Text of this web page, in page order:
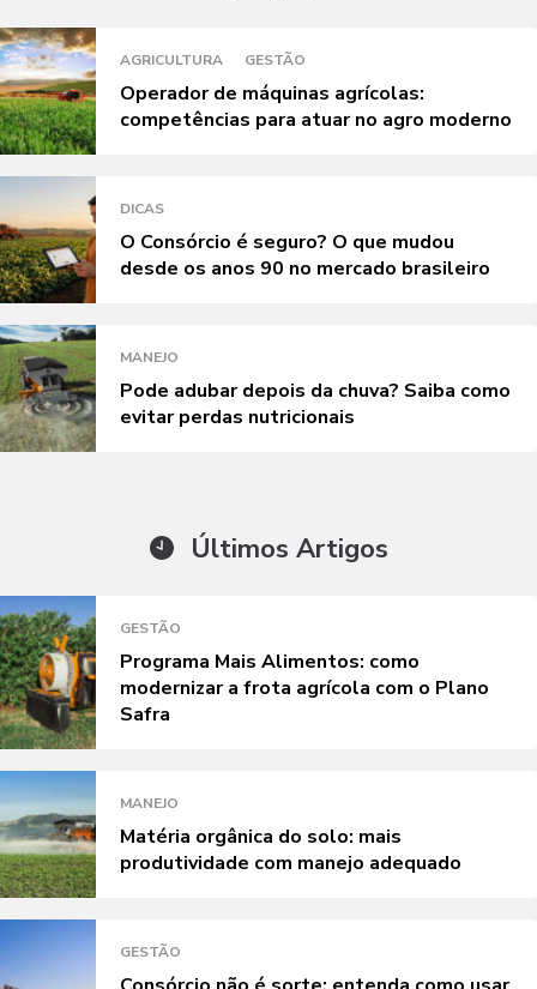
AGRICULTURA GESTÃO
Operador de máquinas agrícolas:
competências para atuar no agro moderno
DICAS
O Consórcio é seguro? O que mudou
desde os anos 90 no mercado brasileiro
MANEJO
Pode adubar depois da chuva? Saiba como
evitar perdas nutricionais
Últimos Artigos
GESTÃO
Programa Mais Alimentos: como
modernizar a frota agrícola com o Plano
Safra
MANEJO
Matéria orgânica do solo: mais
produtividade com manejo adequado
GESTÃO